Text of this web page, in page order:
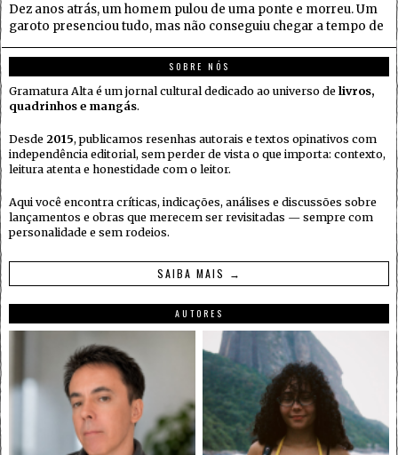
Dez anos atrás, um homem pulou de uma ponte e morreu. Um
garoto presenciou tudo, mas não conseguiu chegar a tempo de
SOBRE NÓS
Gramatura Alta é um jornal cultural dedicado ao universo de livros,
quadrinhos e mangás.
Desde 2015, publicamos resenhas autorais e textos opinativos com
independência editorial, sem perder de vista o que importa: contexto,
leitura atenta e honestidade com o leitor.
Aqui você encontra críticas, indicações, análises e discussões sobre
lançamentos e obras que merecem ser revisitadas — sempre com
personalidade e sem rodeios.
SAIBA MAIS →
AUTORES